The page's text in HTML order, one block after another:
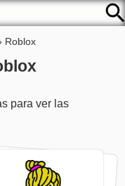
Roblox
para ver las